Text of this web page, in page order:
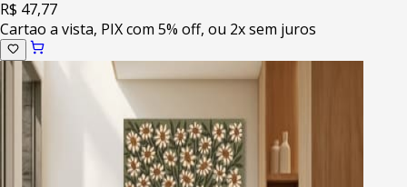
R$ 47,77
Cartao a vista, PIX com 5% off, ou 2x sem juros